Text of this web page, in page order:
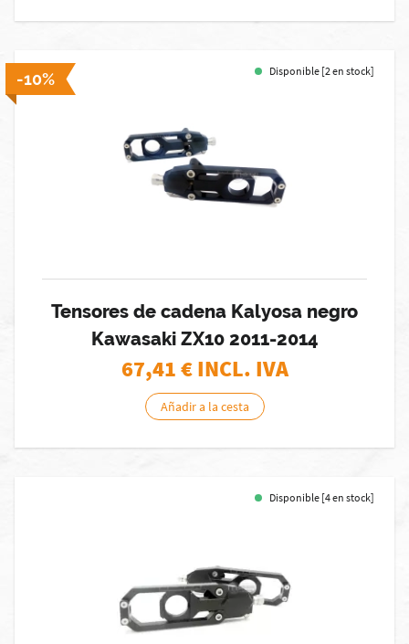
-10% Disponible [2 en stock]
Tensores de cadena Kalyosa negro
Kawasaki ZX10 2011-2014
67,41€ INCL. IVA
Añadir a la cesta
Disponible [4 en stock]